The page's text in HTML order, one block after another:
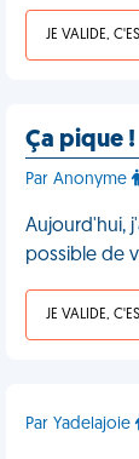
Ça pique !
Par Anonyme
Aujourd'hui,
possible de
Par Yadelajoie